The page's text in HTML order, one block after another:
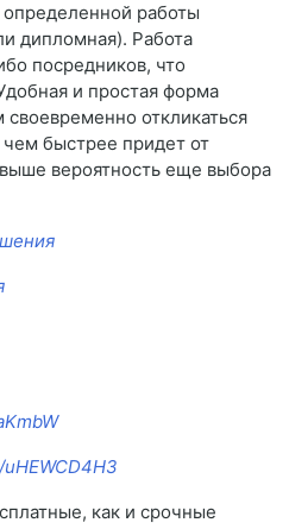
работы
дипломная). Работа
посредников, что
и простая форма
откликаться
быстрее придет от
вероятность еще выбора
как и срочные